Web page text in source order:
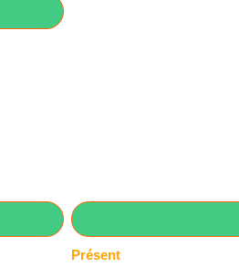
Présent